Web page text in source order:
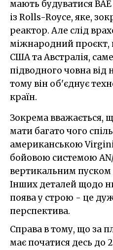
мають будуватися
із Rolls-Royce, яке,
реактор. Але слід
міжнародний проєкт,
США та Австралія,
підводного човна від
тому він об'єднує
країн.
Зокрема вважається,
мати багато чого
американською
бойовою системою AN/
вертикальним пуском
Інших деталей щодо
поява у строю - це
перспектива.
Справа в тому, що за
має початися десь до